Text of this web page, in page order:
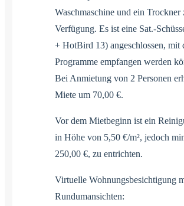
Waschmaschine und ein Trockner
Verfügung. Es ist eine Sat.-
+ HotBird 13) angeschlossen, mit
Programme empfangen werden
Bei Anmietung von 2 Personen
Miete um 70,00 €.
Vor dem Mietbeginn ist ein
in Höhe von 5,50 €/m², jedoch
250,00 €, zu entrichten.
Virtuelle Wohnungsbesichtigung
Rundumansichten: